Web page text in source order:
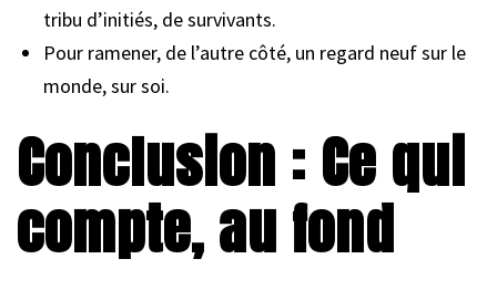
tribu d’initiés, de survivants.
Pour ramener, de l’autre côté, un regard neuf sur le
monde, sur soi.
Conclusion : Ce qui
compte, au fond